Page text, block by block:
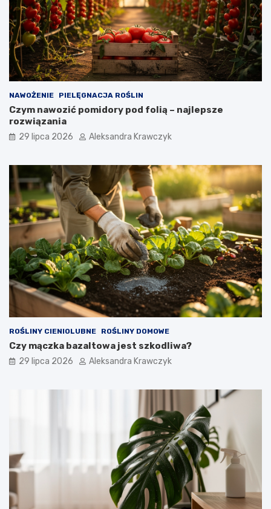
NAWOŻENIE PIELĘGNACJA ROŚLIN
Czym nawozić pomidory pod folią – najlepsze
rozwiązania
29 lipca 2026 Aleksandra Krawczyk
ROŚLINY CIENIOLUBNE ROŚLINY DOMOWE
Czy mączka bazaltowa jest szkodliwa?
29 lipca 2026 Aleksandra Krawczyk